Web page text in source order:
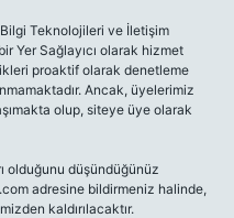
Teknolojileri ve İletişim
Yer Sağlayıcı olarak hizmet
proaktif olarak denetleme
Ancak, üyelerimiz
olup, siteye üye olarak
olduğunu düşündüğünüz
adresine bildirmeniz halinde,
kaldırılacaktır.